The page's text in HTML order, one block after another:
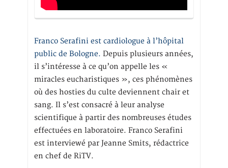
Franco Serafini est cardiologue à l’hôpital
public de Bologne. Depuis plusieurs années,
il s’intéresse à ce qu’on appelle les «
miracles eucharistiques », ces phénomènes
où des hosties du culte deviennent chair et
sang. Il s’est consacré à leur analyse
scientifique à partir des nombreuses études
effectuées en laboratoire. Franco Serafini
est interviewé par Jeanne Smits, rédactrice
en chef de RiTV.